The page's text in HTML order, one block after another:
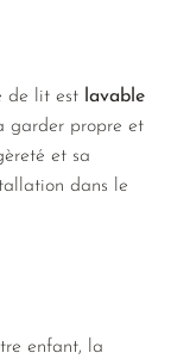
de lit est lavable
garder propre et
et sa
dans le
enfant, la